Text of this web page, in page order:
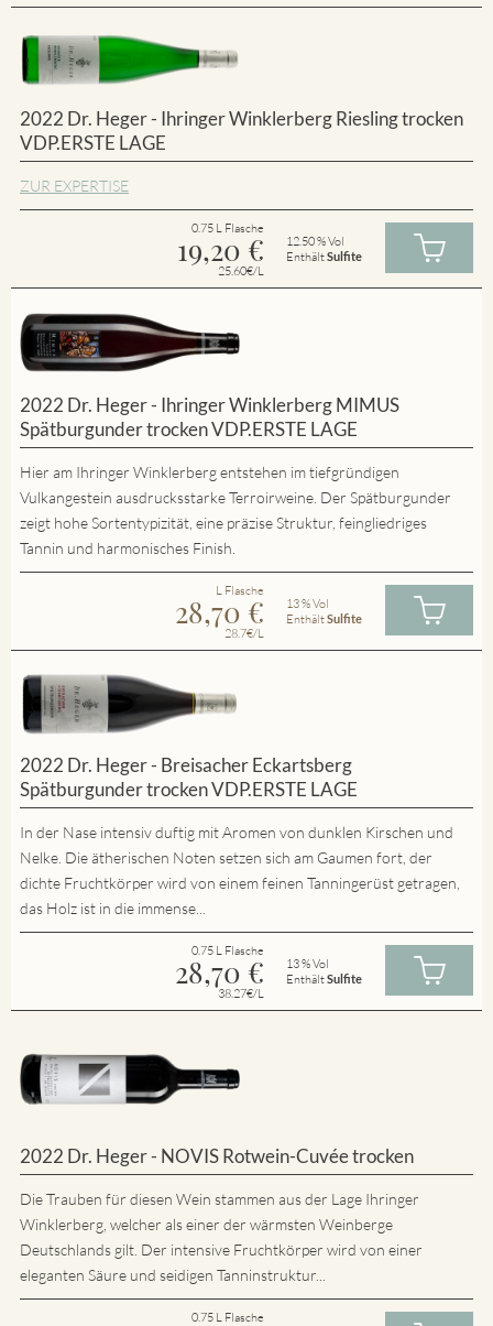
2022 Dr. Heger - Ihringer Winklerberg Riesling trocken
VDP.ERSTE LAGE
ZUR EXPERTISE
0.75 L Flasche
19,20 €
25.60€/L
12.50 % Vol
EnthältSulfite
2022 Dr. Heger - Ihringer Winklerberg MIMUS
Spätburgunder trocken VDP.ERSTE LAGE
Hier am Ihringer Winklerberg entstehen im tiefgründigen
Vulkangestein ausdrucksstarke Terroirweine. Der Spätburgunder
zeigt hohe Sortentypizität, eine präzise Struktur, feingliedriges
Tannin und harmonisches Finish.
L Flasche
28,70 €
28.7€/L
13 % Vol
EnthältSulfite
2022 Dr. Heger - Breisacher Eckartsberg
Spätburgunder trocken VDP.ERSTE LAGE
In der Nase intensiv duftig mit Aromen von dunklen Kirschen und
Nelke. Die ätherischen Noten setzen sich am Gaumen fort, der
dichte Fruchtkörper wird von einem feinen Tanningerüst getragen,
das Holz ist in die immense...
0.75 L Flasche
28,70 €
38.27€/L
13 % Vol
EnthältSulfite
2022 Dr. Heger - NOVIS Rotwein-Cuvée trocken
Die Trauben für diesen Wein stammen aus der Lage Ihringer
Winklerberg, welcher als einer der wärmsten Weinberge
Deutschlands gilt. Der intensive Fruchtkörper wird von einer
eleganten Säure und seidigen Tanninstruktur...
0.75 L Flasche